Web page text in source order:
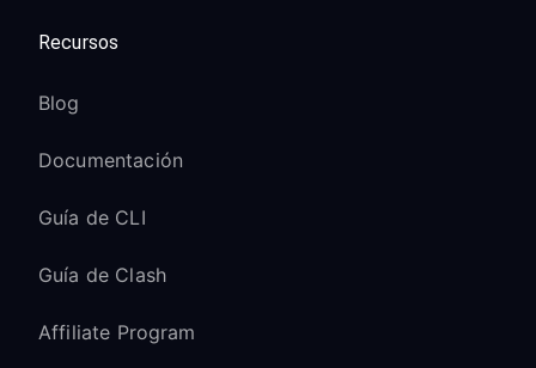
Recursos
Blog
Documentación
Guía de CLI
Guía de Clash
Affiliate Program